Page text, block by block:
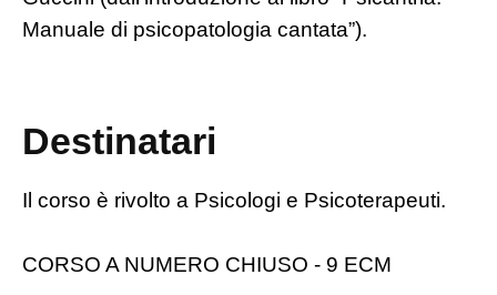
Manuale di psicopatologia cantata”).
Destinatari
Il corso è rivolto a Psicologi e Psicoterapeuti.
CORSO A NUMERO CHIUSO - 9 ECM